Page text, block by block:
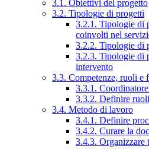
3.1. Obiettivi del progetto
3.2. Tipologie di progetti
3.2.1. Tipologie di
coinvolti nel
3.2.2. Tipologie di
3.2.3. Tipologie di
intervento
3.3. Competenze, ruoli e
3.3.1.
3.3.2. Definire
3.4. Metodo di lavoro
3.4.1. Definire
3.4.2. Curare la
3.4.3.